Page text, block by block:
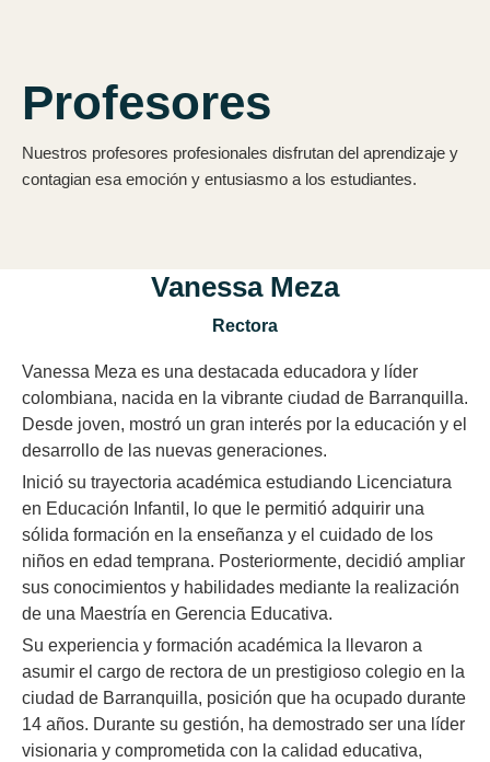
Profesores
Nuestros profesores profesionales disfrutan del aprendizaje y
contagian esa emoción y entusiasmo a los estudiantes.
Vanessa Meza
Rectora
Vanessa Meza es una destacada educadora y líder
colombiana, nacida en la vibrante ciudad de Barranquilla.
Desde joven, mostró un gran interés por la educación y el
desarrollo de las nuevas generaciones.
Inició su trayectoria académica estudiando Licenciatura
en Educación Infantil, lo que le permitió adquirir una
sólida formación en la enseñanza y el cuidado de los
niños en edad temprana. Posteriormente, decidió ampliar
sus conocimientos y habilidades mediante la realización
de una Maestría en Gerencia Educativa.
Su experiencia y formación académica la llevaron a
asumir el cargo de rectora de un prestigioso colegio en la
ciudad de Barranquilla, posición que ha ocupado durante
14 años. Durante su gestión, ha demostrado ser una líder
visionaria y comprometida con la calidad educativa,